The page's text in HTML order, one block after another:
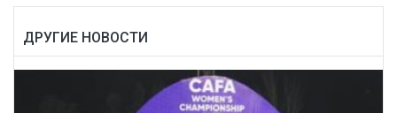
ДРУГИЕ НОВОСТИ